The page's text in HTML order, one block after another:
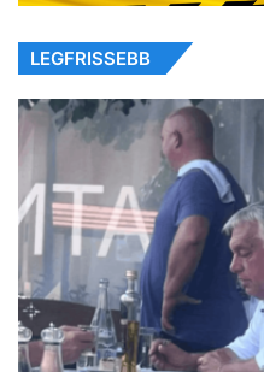
LEGFRISSEBB